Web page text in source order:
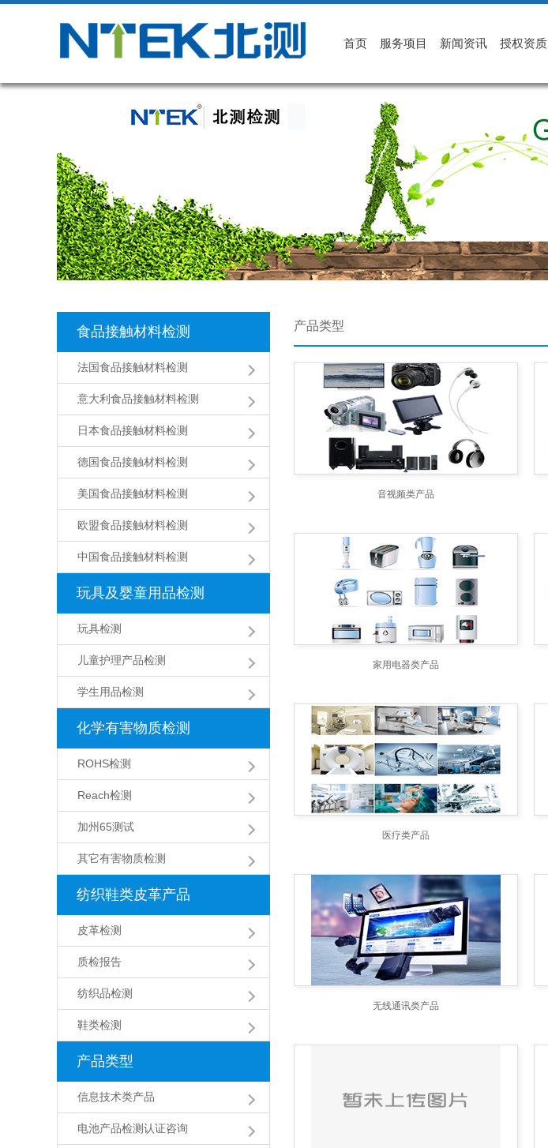
首页 服务项目 新闻资讯 授权资质
食品接触材料检测
法国食品接触材料检测
意大利食品接触材料检测
日本食品接触材料检测
德国食品接触材料检测
美国食品接触材料检测
欧盟食品接触材料检测
中国食品接触材料检测
玩具及婴童用品检测
玩具检测
儿童护理产品检测
学生用品检测
化学有害物质检测
ROHS检测
Reach检测
加州65测试
其它有害物质检测
纺织鞋类皮革产品
皮革检测
质检报告
纺织品检测
鞋类检测
产品类型
信息技术类产品
电池产品检测认证咨询
产品类型
音视频类产品
家用电器类产品
医疗类产品
无线通讯类产品